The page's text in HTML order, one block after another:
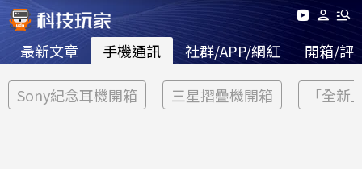
最新文章 手機通訊 社群/APP/網紅 開箱/評
Sony紀念耳機開箱 三星摺疊機開箱 「全新